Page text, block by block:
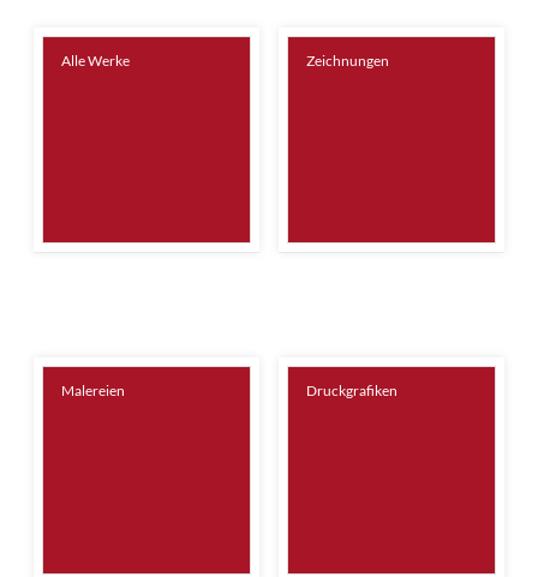
Alle Werke Zeichnungen
Malereien Druckgrafiken